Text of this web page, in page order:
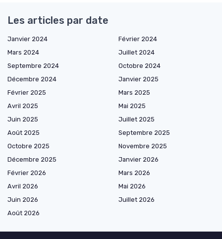
Les articles par date
Janvier 2024
Février 2024
Mars 2024
Juillet 2024
Septembre 2024
Octobre 2024
Décembre 2024
Janvier 2025
Février 2025
Mars 2025
Avril 2025
Mai 2025
Juin 2025
Juillet 2025
Août 2025
Septembre 2025
Octobre 2025
Novembre 2025
Décembre 2025
Janvier 2026
Février 2026
Mars 2026
Avril 2026
Mai 2026
Juin 2026
Juillet 2026
Août 2026